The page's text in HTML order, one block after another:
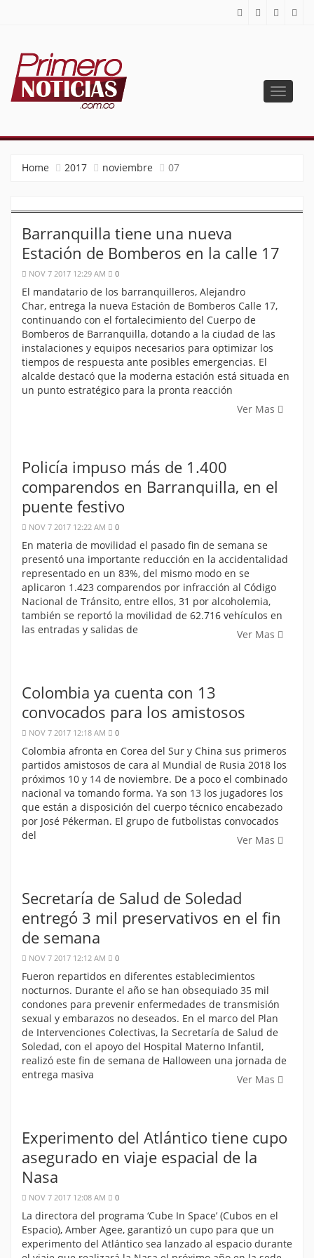
Toggle
Home 2017 noviembre 07
Barranquilla tiene una nueva
Estación de Bomberos en la calle 17
NOV 7 2017 12:29 AM 0
El mandatario de los barranquilleros, Alejandro
Char, entrega la nueva Estación de Bomberos Calle 17,
continuando con el fortalecimiento del Cuerpo de
Bomberos de Barranquilla, dotando a la ciudad de las
instalaciones y equipos necesarios para optimizar los
tiempos de respuesta ante posibles emergencias. El
alcalde destacó que la moderna estación está situada en
un punto estratégico para la pronta reacción
Ver Mas
Policía impuso más de 1.400
comparendos en Barranquilla, en el
puente festivo
NOV 7 2017 12:22 AM 0
En materia de movilidad el pasado fin de semana se
presentó una importante reducción en la accidentalidad
representado en un 83%, del mismo modo en se
aplicaron 1.423 comparendos por infracción al Código
Nacional de Tránsito, entre ellos, 31 por alcoholemia,
también se reportó la movilidad de 62.716 vehículos en
las entradas y salidas de
Ver Mas
Colombia ya cuenta con 13
convocados para los amistosos
NOV 7 2017 12:18 AM 0
Colombia afronta en Corea del Sur y China sus primeros
partidos amistosos de cara al Mundial de Rusia 2018 los
próximos 10 y 14 de noviembre. De a poco el combinado
nacional va tomando forma. Ya son 13 los jugadores los
que están a disposición del cuerpo técnico encabezado
por José Pékerman. El grupo de futbolistas convocados
del
Ver Mas
Secretaría de Salud de Soledad
entregó 3 mil preservativos en el fin
de semana
NOV 7 2017 12:12 AM 0
Fueron repartidos en diferentes establecimientos
nocturnos. Durante el año se han obsequiado 35 mil
condones para prevenir enfermedades de transmisión
sexual y embarazos no deseados. En el marco del Plan
de Intervenciones Colectivas, la Secretaría de Salud de
Soledad, con el apoyo del Hospital Materno Infantil,
realizó este fin de semana de Halloween una jornada de
entrega masiva
Ver Mas
Experimento del Atlántico tiene cupo
asegurado en viaje espacial de la
Nasa
NOV 7 2017 12:08 AM 0
La directora del programa ‘Cube In Space’ (Cubos en el
Espacio), Amber Agee, garantizó un cupo para que un
experimento del Atlántico sea lanzado al espacio durante